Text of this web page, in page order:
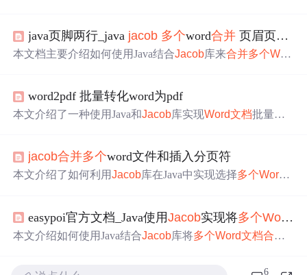
开Word应用，插入文件，添加分页符，以及保存新文件的
过程。
java页脚两行_java jacob 多个word合并 页眉页脚怎么生成？？？
本文档主要介绍如何使用Java结合Jacob库来合并多个Wor
入文本和分页符，以及如何追加文件到新的Word文件。
word2pdf 批量转化word为pdf
本文介绍了一种使用Java和Jacob库实现Word文档批量转
jacob合并多个word文件和插入分页符
本文介绍了如何利用Jacob库在Java中实现选择多个Word
easypoi官方文档_Java使用Jacob实现将多个Word文档
本文介绍如何使用Java结合Jacob库将多个Word文档合并
6